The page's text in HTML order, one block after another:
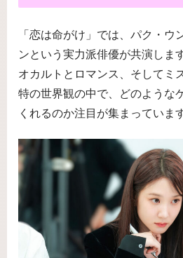
「恋は命がけ」では、パク・ウ
ンという実力派俳優が共演しま
オカルトとロマンス、そしてミ
特の世界観の中で、どのような
くれるのか注目が集まっていま